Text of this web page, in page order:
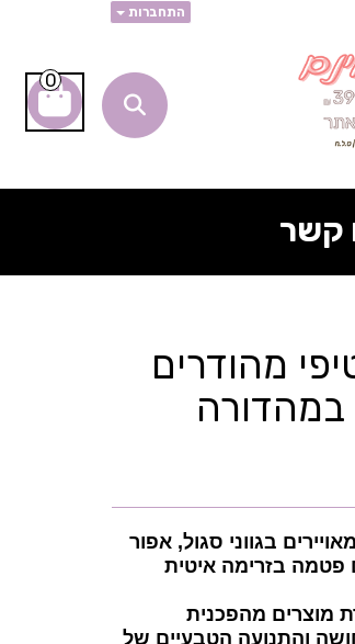
התחברות
0
קשר
טיפי מהודרים
במהדורה
ומאויירים בגווני סגול, אפור
פטמה בזרימה איטית
מוצרים מהפכנית
והתנועה הטבעיים של